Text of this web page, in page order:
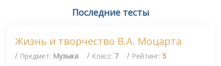
Последние тесты
Жизнь и творчество В.А. Моцарта
/ Предмет: Музыка / Класс: 7 / Рейтинг: 5